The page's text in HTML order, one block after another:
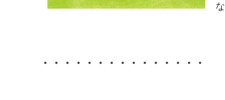
・・・・・・・・・・・・・・・